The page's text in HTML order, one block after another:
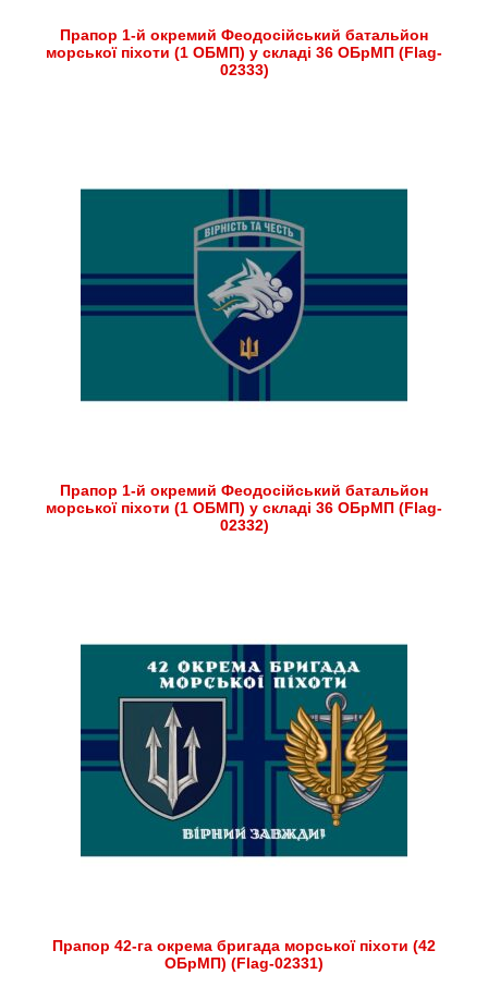
Прапор 1-й окремий Феодосійський батальйон
морської піхоти (1 ОБМП) у складі 36 ОБрМП (Flag-
02333)
Прапор 1-й окремий Феодосійський батальйон
морської піхоти (1 ОБМП) у складі 36 ОБрМП (Flag-
02332)
Прапор 42-га окрема бригада морської піхоти (42
ОБрМП) (Flag-02331)